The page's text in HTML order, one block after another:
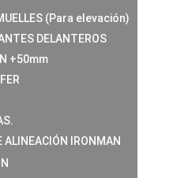
(Para elevación)
DELANTEROS
+50mm
IRONMAN